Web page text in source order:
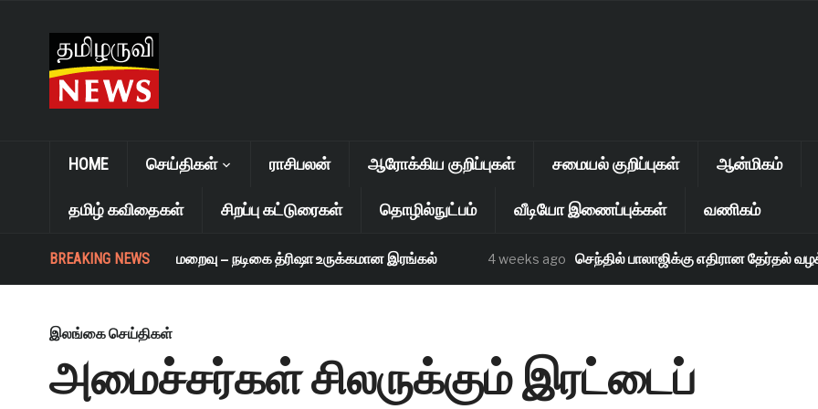
HOME செய்திகள் ராசிபலன் ஆரோக்கிய குறிப்புகள் சமையல் குறிப்புகள் ஆன்மிகம்
தமிழ் கவிதைகள் சிறப்பு கட்டுரைகள் தொழில்நுட்பம் வீடியோ இணைப்புக்கள் வணிகம்
BREAKING NEWS
எஸ். ஜானகி மறைவு – நடிகை த்ரிஷா உருக்கமான இரங்கல் 4 weeks ago செந்தில் பாலாஜிக்கு எதிரான தேர்தல் வழக்கு
இலங்கை செய்திகள்
அமைச்சர்கள் சிலருக்கும் இரட்டைப்